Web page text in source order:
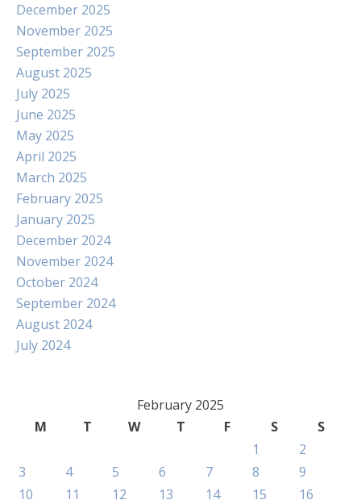
December 2025
November 2025
September 2025
August 2025
July 2025
June 2025
May 2025
April 2025
March 2025
February 2025
January 2025
December 2024
November 2024
October 2024
September 2024
August 2024
July 2024
February 2025
M
T W T F S
S
1
2
3
4 5 6 7 8
9
10
11 12 13 14 15
16